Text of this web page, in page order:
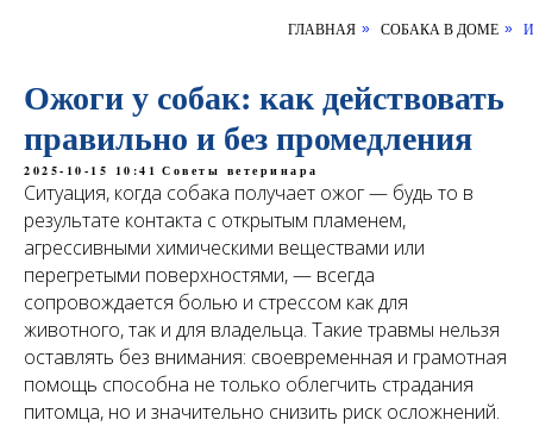
ГЛАВНАЯ » СОБАКА В ДОМЕ »
Ожоги у собак: как действовать
правильно и без промедления
2025-10-15 10:41 Советы ветеринара
Ситуация, когда собака получает ожог — будь то в
результате контакта с открытым пламенем,
агрессивными химическими веществами или
перегретыми поверхностями, — всегда
сопровождается болью и стрессом как для
животного, так и для владельца. Такие травмы нельзя
оставлять без внимания: своевременная и грамотная
помощь способна не только облегчить страдания
питомца, но и значительно снизить риск осложнений.